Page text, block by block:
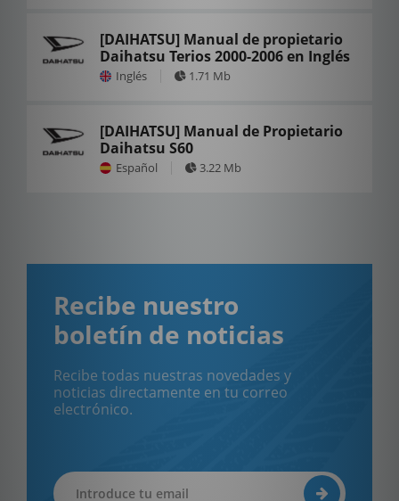
[DAIHATSU] Manual de propietario
Daihatsu Terios 2000-2006 en Inglés
Inglés 1.71 Mb
[DAIHATSU] Manual de Propietario
Daihatsu S60
Español 3.22 Mb
Recibe nuestro
boletín de noticias
Recibe todas nuestras novedades y
noticias directamente en tu correo
electrónico.